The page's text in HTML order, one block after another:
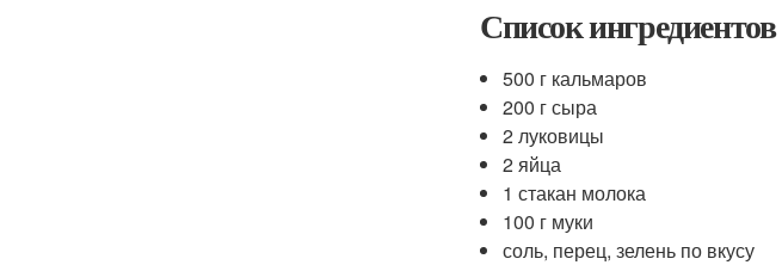
Список ингредиентов
500 г кальмаров
200 г сыра
2 луковицы
2 яйца
1 стакан молока
100 г муки
соль, перец, зелень по вкусу